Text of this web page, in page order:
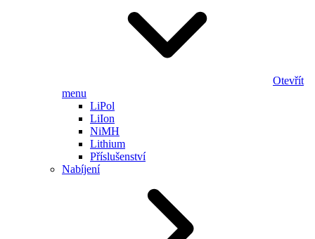
Otevřít
menu
LiPol
LiIon
NiMH
Lithium
Příslušenství
Nabíjení